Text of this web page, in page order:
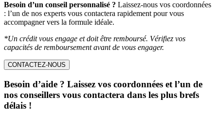
Besoin d’un conseil personnalisé ? Laissez-nous vos coordonnées
: l’un de nos experts vous contactera rapidement pour vous
accompagner vers la formule idéale.
*Un crédit vous engage et doit être remboursé. Vérifiez vos
capacités de remboursement avant de vous engager.
CONTACTEZ-NOUS
Besoin d’aide ? Laissez vos coordonnées et l’un de
nos conseillers vous contactera dans les plus brefs
délais !